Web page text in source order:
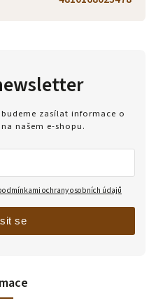
zasílat informace o
našem e-shopu.
ochrany osobních údajů
se